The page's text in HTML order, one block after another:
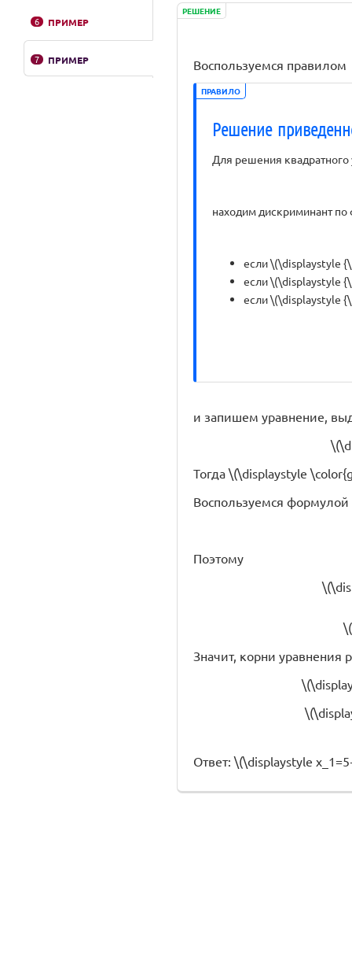
6 ПРИМЕР
7 ПРИМЕР
РЕШЕНИЕ
Воспользуемся правилом
ПРАВИЛО
Решение
Для решения
находим дискриминант
если \(\displaystyle
если \(\displaystyle
если \(\displaystyle
и запишем уравнение,
Тогда \(\displaystyle
Воспользуемся
Поэтому
Значит, корни уравнения
Ответ: \(\displaystyle